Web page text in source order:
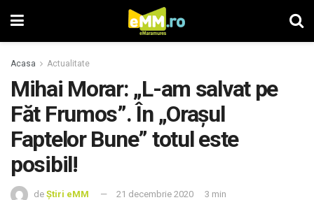
Acasa Actualitate
Mihai Morar: „L-am salvat pe
Făt Frumos”. În „Orașul
Faptelor Bune” totul este
posibil!
de Știri eMM 21 decembrie 2020 3 min